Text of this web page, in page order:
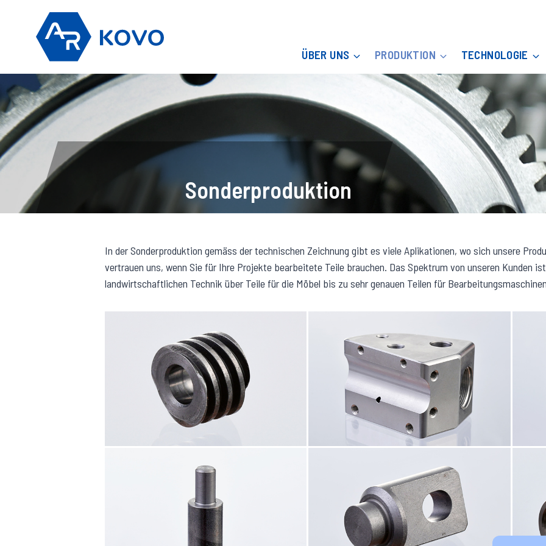
ÜBER UNS PRODUKTION TECHNOLOGIE
Sonderproduktion
In der Sonderproduktion gemäss der technischen Zeichnung gibt es viele Aplikationen, wo sich unsere
vertrauen uns, wenn Sie für Ihre Projekte bearbeitete Teile brauchen. Das Spektrum von unseren Kunden
landwirtschaftlichen Technik über Teile für die Möbel bis zu sehr genauen Teilen für